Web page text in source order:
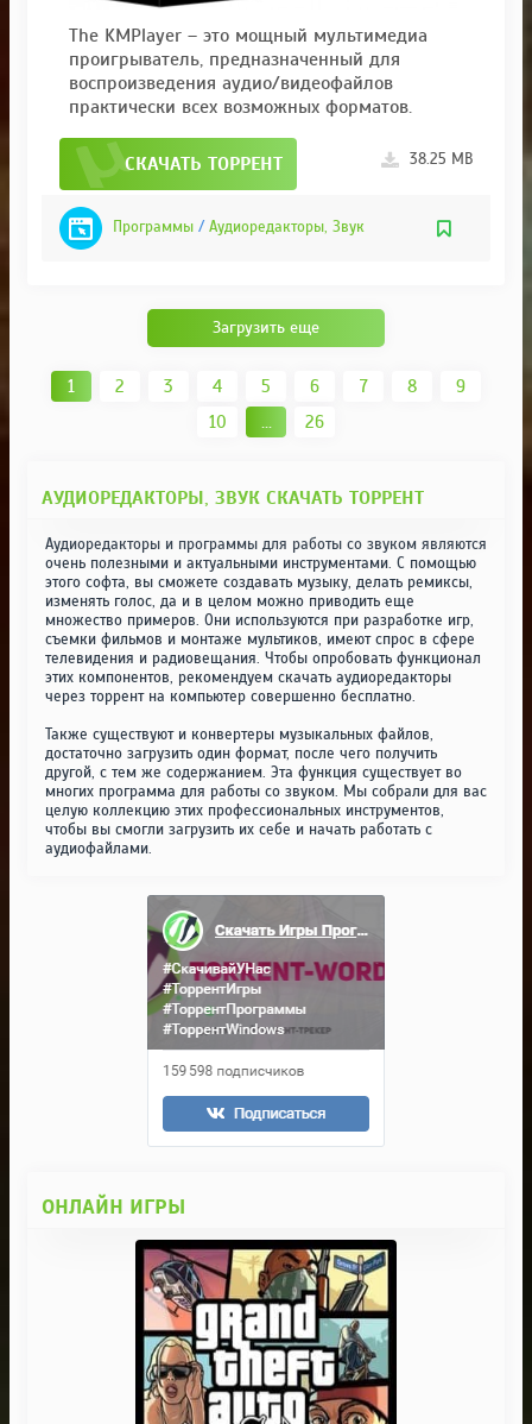
The KMPlayer – это мощный мультимедиа
проигрыватель, предназначенный для
воспроизведения аудио/видеофайлов
практически всех возможных форматов.
СКАЧАТЬ ТОРРЕНТ 38.25 MB
Программы / Аудиоредакторы, Звук
Загрузить еще
1 2 3 4 5 6 7 8
9
10
... 26
АУДИОРЕДАКТОРЫ, ЗВУК СКАЧАТЬ ТОРРЕНТ
Аудиоредакторы и программы для работы со звуком являются
очень полезными и актуальными инструментами. С помощью
этого софта, вы сможете создавать музыку, делать ремиксы,
изменять голос, да и в целом можно приводить еще
множество примеров. Они используются при разработке игр,
съемки фильмов и монтаже мультиков, имеют спрос в сфере
телевидения и радиовещания. Чтобы опробовать функционал
этих компонентов, рекомендуем скачать аудиоредакторы
через торрент на компьютер совершенно бесплатно.
Также существуют и конвертеры музыкальных файлов,
достаточно загрузить один формат, после чего получить
другой, с тем же содержанием. Эта функция существует во
многих программа для работы со звуком. Мы собрали для вас
целую коллекцию этих профессиональных инструментов,
чтобы вы смогли загрузить их себе и начать работать с
аудиофайлами.
ОНЛАЙН ИГРЫ